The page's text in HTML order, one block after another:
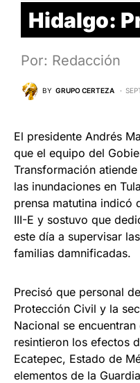
Hidalgo:
Por: Redacción
BY GRUPO CERTEZA
El presidente Andrés
que el equipo del
Transformación
las inundaciones en
prensa matutina indicó
III-E y sostuvo que
este día a supervisar
familias damnificadas.
Precisó que personal
Protección Civil y la
Nacional se
resintieron los efectos
Ecatepec, Estado de
elementos de la